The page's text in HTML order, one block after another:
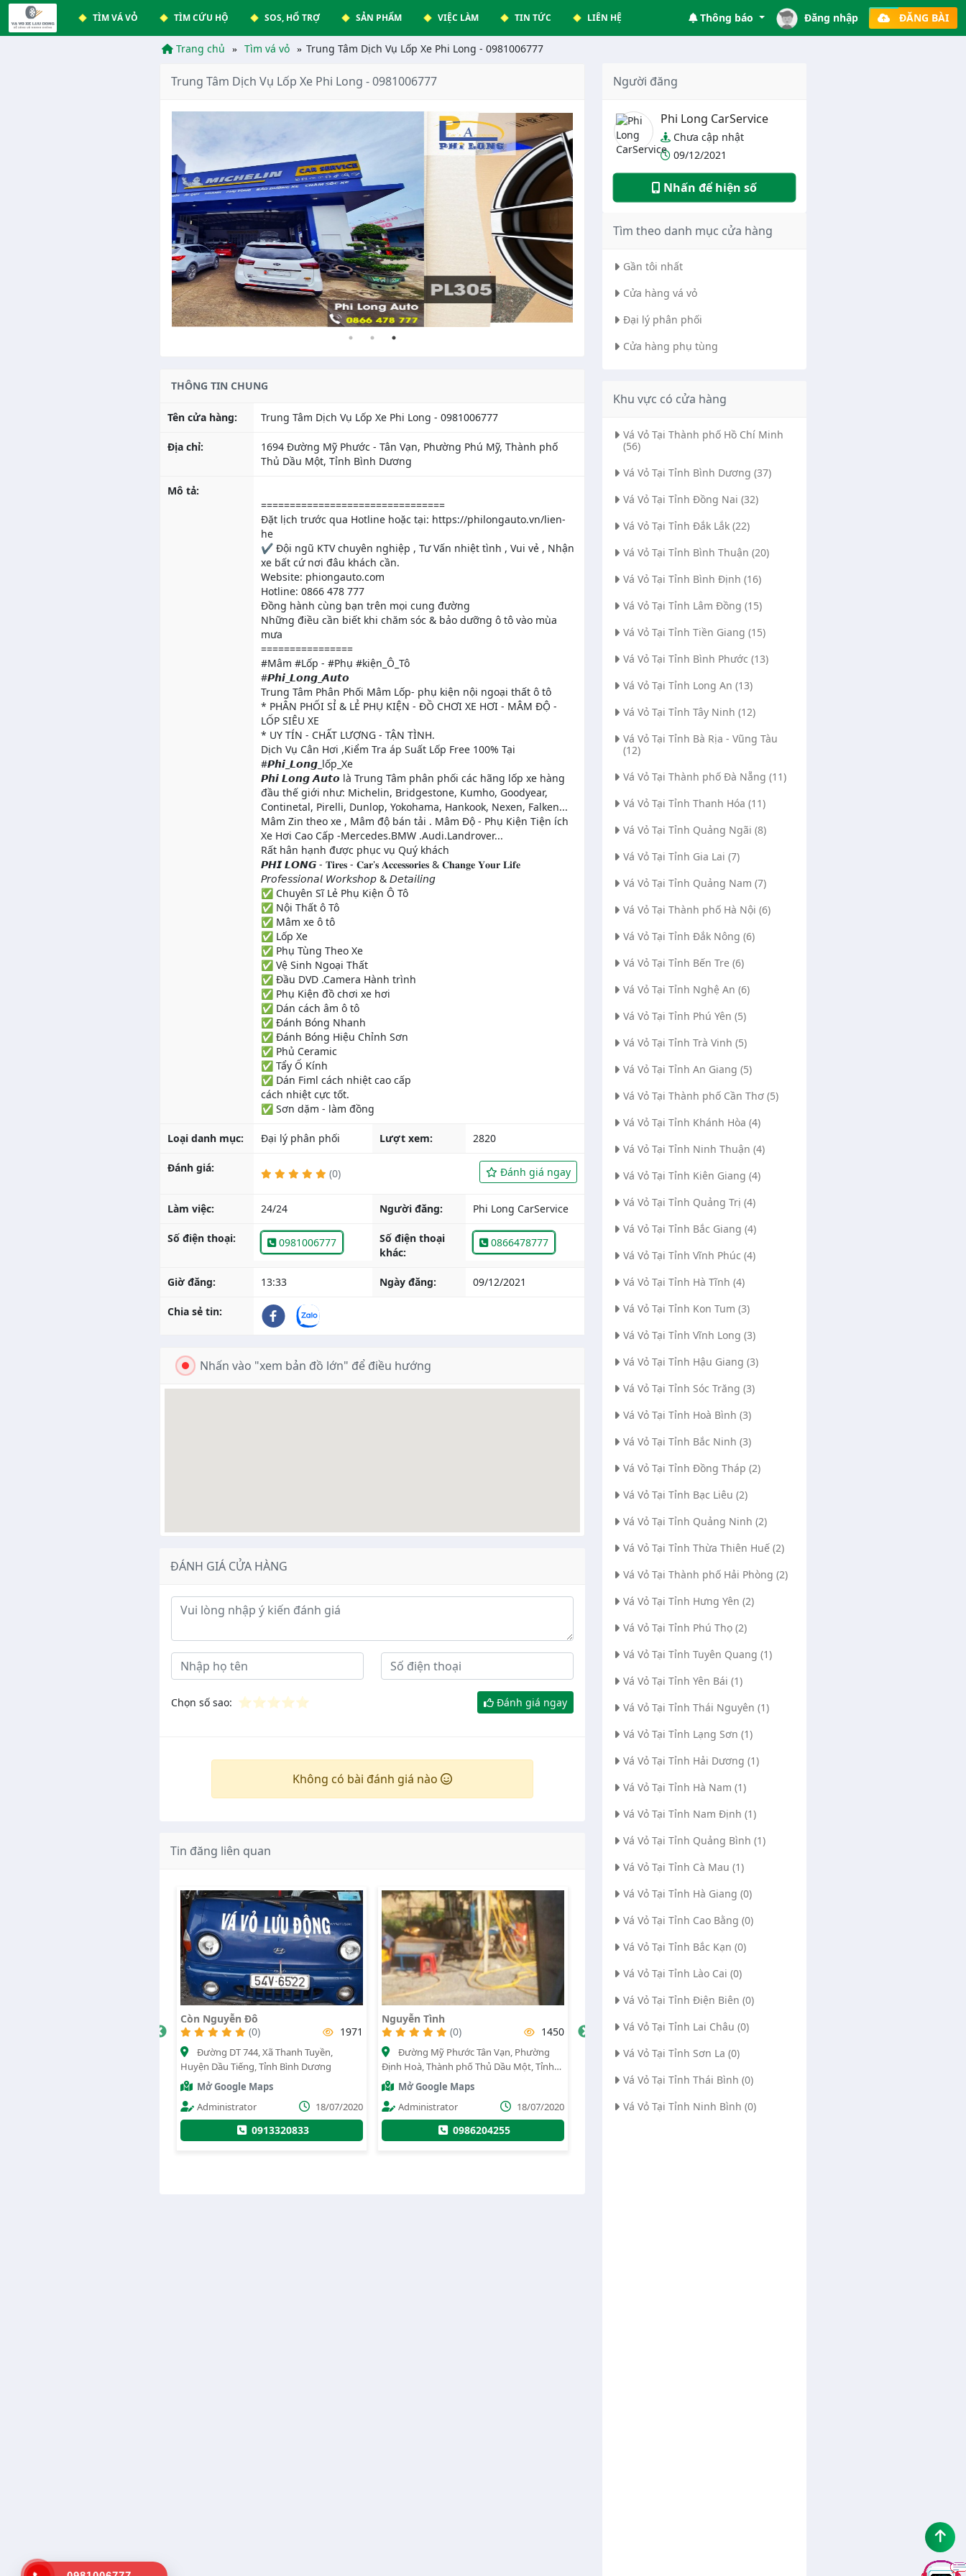
TÌM VÁ VỎ TÌM CỨU HỘ SOS, HỔ TRỢ SẢN PHẨM VIỆC LÀM TIN TỨC LIÊN HỆ Thông báo Đăng nhập ĐĂNG BÀI
Trang chủ Tìm vá vỏ Trung Tâm Dịch Vụ Lốp Xe Phi Long - 0981006777
Trung Tâm Dịch Vụ Lốp Xe Phi Long - 0981006777
THÔNG TIN CHUNG
Tên cửa hàng: Trung Tâm Dịch Vụ Lốp Xe Phi Long - 0981006777
Địa chỉ:
1694 Đường Mỹ Phước - Tân Vạn, Phường Phú Mỹ, Thành phố
Thủ Dầu Một, Tỉnh Bình Dương
Mô tả:
================================
Đặt lịch trước qua Hotline hoặc tại: https://philongauto.vn/lien-
he
✔️ Đội ngũ KTV chuyên nghiệp , Tư Vấn nhiệt tình , Vui vẻ , Nhận
xe bất cứ nơi đâu khách cần.
Website: phiongauto.com
Hotline: 0866 478 777
Đồng hành cùng bạn trên mọi cung đường
Những điều cần biết khi chăm sóc & bảo dưỡng ô tô vào mùa
mưa
================
#Mâm #Lốp - #Phụ #kiện_Ô_Tô
#𝙋𝙝𝙞_𝙇𝙤𝙣𝙜_𝘼𝙪𝙩𝙤
Trung Tâm Phân Phối Mâm Lốp- phụ kiện nội ngoại thất ô tô
* PHÂN PHỐI SỈ & LẺ PHỤ KIỆN - ĐỒ CHƠI XE HƠI - MÂM ĐỘ -
LỐP SIÊU XE
* UY TÍN - CHẤT LƯỢNG - TẬN TÌNH.
Dịch Vụ Cân Hơi ,Kiểm Tra áp Suất Lốp Free 100% Tại
#𝙋𝙝𝙞_𝙇𝙤𝙣𝙜_lốp_Xe
𝙋𝙝𝙞 𝙇𝙤𝙣𝙜 𝘼𝙪𝙩𝙤 là Trung Tâm phân phối các hãng lốp xe hàng
đầu thế giới như: Michelin, Bridgestone, Kumho, Goodyear,
Continetal, Pirelli, Dunlop, Yokohama, Hankook, Nexen, Falken...
Mâm Zin theo xe , Mâm độ bán tải . Mâm Độ - Phụ Kiện Tiện ích
Xe Hơi Cao Cấp -Mercedes.BMW .Audi.Landrover...
Rất hân hạnh được phục vụ Quý khách
𝙋𝙃𝙄 𝙇𝙊𝙉𝙂 - 𝐓𝐢𝐫𝐞𝐬 - 𝐂𝐚𝐫'𝐬 𝐀𝐜𝐜𝐞𝐬𝐬𝐨𝐫𝐢𝐞𝐬 & 𝐂𝐡𝐚𝐧𝐠𝐞 𝐘𝐨𝐮𝐫 𝐋𝐢𝐟𝐞
𝘗𝘳𝘰𝘧𝘦𝘴𝘴𝘪𝘰𝘯𝘢𝘭 𝘞𝘰𝘳𝘬𝘴𝘩𝘰𝘱 & 𝘋𝘦𝘵𝘢𝘪𝘭𝘪𝘯𝘨
✅ Chuyên Sĩ Lẻ Phụ Kiện Ô Tô
✅ Nội Thất ô Tô
✅ Mâm xe ô tô
✅ Lốp Xe
✅ Phụ Tùng Theo Xe
✅ Vệ Sinh Ngoại Thất
✅ Đầu DVD .Camera Hành trình
✅ Phụ Kiện đồ chơi xe hơi
✅ Dán cách âm ô tô
✅ Đánh Bóng Nhanh
✅ Đánh Bóng Hiệu Chỉnh Sơn
✅ Phủ Ceramic
✅ Tẩy Ố Kính
✅ Dán Fiml cách nhiệt cao cấp
cách nhiệt cực tốt.
Loại danh mục: Đại lý phân phối Lượt xem: 2820
Đánh giá: (0) Đánh giá ngay
Làm việc: 24/24 Người đăng: Phi Long CarService
Số điện thoại: 0981006777
Số điện thoại
khác:
0866478777
Giờ đăng: 13:33 Ngày đăng: 09/12/2021
Chia sẻ tin:
Nhấn vào "xem bản đồ lớn" để điều hướng
ĐÁNH GIÁ CỬA HÀNG
Ý kiến đánh giá
Chọn số sao: ⭐⭐⭐⭐⭐ Đánh giá ngay
Không có bài đánh giá nào
Tin đăng liên quan
1971
Nguyễn Tình
(0)
1450
Đường Mỹ Phước Tân Vạn, Phường
Định Hoà, Thành phố Thủ Dầu Một, Tỉnh
Bình Dương
Mở Google Maps
Administrator
18/07/2020
0986204255
Vá Vỏ Lưu Động Hội Nghĩa - Bắc Tân
Uyên - 24/24
VSIP3, Phường Hội Nghĩa, Thị xã Tân
Uyên, Tỉnh Bình Dương
Administrator
15/07/2024
0972332803 0972332803
Vá Vỏ Lưu Động Khắc Nhật
(0)
1737
Điện Biên Phủ , Phường Phú Tân,
Mở Google Maps
Lê khắc nhật
23/07/2020
Người đăng
Phi Long CarService
Chưa cập nhật
09/12/2021
Nhấn để hiện số
Tìm theo danh mục cửa hàng
Gần tôi nhất
Cửa hàng vá vỏ
Đại lý phân phối
Cửa hàng phụ tùng
Khu vực có cửa hàng
Vá Vỏ Tại Thành phố Hồ Chí Minh
(56)
Vá Vỏ Tại Tỉnh Bình Dương (37)
Vá Vỏ Tại Tỉnh Đồng Nai (32)
Vá Vỏ Tại Tỉnh Đắk Lắk (22)
Vá Vỏ Tại Tỉnh Bình Thuận (20)
Vá Vỏ Tại Tỉnh Bình Định (16)
Vá Vỏ Tại Tỉnh Lâm Đồng (15)
Vá Vỏ Tại Tỉnh Tiền Giang (15)
Vá Vỏ Tại Tỉnh Bình Phước (13)
Vá Vỏ Tại Tỉnh Long An (13)
Vá Vỏ Tại Tỉnh Tây Ninh (12)
Vá Vỏ Tại Tỉnh Bà Rịa - Vũng Tàu
(12)
Vá Vỏ Tại Thành phố Đà Nẵng (11)
Vá Vỏ Tại Tỉnh Thanh Hóa (11)
Vá Vỏ Tại Tỉnh Quảng Ngãi (8)
Vá Vỏ Tại Tỉnh Gia Lai (7)
Vá Vỏ Tại Tỉnh Quảng Nam (7)
Vá Vỏ Tại Thành phố Hà Nội (6)
Vá Vỏ Tại Tỉnh Đắk Nông (6)
Vá Vỏ Tại Tỉnh Bến Tre (6)
Vá Vỏ Tại Tỉnh Nghệ An (6)
Vá Vỏ Tại Tỉnh Phú Yên (5)
Vá Vỏ Tại Tỉnh Trà Vinh (5)
Vá Vỏ Tại Tỉnh An Giang (5)
Vá Vỏ Tại Thành phố Cần Thơ (5)
Vá Vỏ Tại Tỉnh Khánh Hòa (4)
Vá Vỏ Tại Tỉnh Ninh Thuận (4)
Vá Vỏ Tại Tỉnh Kiên Giang (4)
Vá Vỏ Tại Tỉnh Quảng Trị (4)
Vá Vỏ Tại Tỉnh Bắc Giang (4)
Vá Vỏ Tại Tỉnh Vĩnh Phúc (4)
Vá Vỏ Tại Tỉnh Hà Tĩnh (4)
Vá Vỏ Tại Tỉnh Kon Tum (3)
Vá Vỏ Tại Tỉnh Vĩnh Long (3)
Vá Vỏ Tại Tỉnh Hậu Giang (3)
Vá Vỏ Tại Tỉnh Sóc Trăng (3)
Vá Vỏ Tại Tỉnh Hoà Bình (3)
Vá Vỏ Tại Tỉnh Bắc Ninh (3)
Vá Vỏ Tại Tỉnh Đồng Tháp (2)
Vá Vỏ Tại Tỉnh Bạc Liêu (2)
Vá Vỏ Tại Tỉnh Quảng Ninh (2)
Vá Vỏ Tại Tỉnh Thừa Thiên Huế (2)
Vá Vỏ Tại Thành phố Hải Phòng (2)
Vá Vỏ Tại Tỉnh Hưng Yên (2)
Vá Vỏ Tại Tỉnh Phú Thọ (2)
Vá Vỏ Tại Tỉnh Tuyên Quang (1)
Vá Vỏ Tại Tỉnh Yên Bái (1)
Vá Vỏ Tại Tỉnh Thái Nguyên (1)
Vá Vỏ Tại Tỉnh Lạng Sơn (1)
Vá Vỏ Tại Tỉnh Hải Dương (1)
Vá Vỏ Tại Tỉnh Hà Nam (1)
Vá Vỏ Tại Tỉnh Nam Định (1)
Vá Vỏ Tại Tỉnh Quảng Bình (1)
Vá Vỏ Tại Tỉnh Cà Mau (1)
Vá Vỏ Tại Tỉnh Hà Giang (0)
Vá Vỏ Tại Tỉnh Cao Bằng (0)
Vá Vỏ Tại Tỉnh Bắc Kạn (0)
Vá Vỏ Tại Tỉnh Lào Cai (0)
Vá Vỏ Tại Tỉnh Điện Biên (0)
Vá Vỏ Tại Tỉnh Lai Châu (0)
Vá Vỏ Tại Tỉnh Sơn La (0)
Vá Vỏ Tại Tỉnh Thái Bình (0)
Vá Vỏ Tại Tỉnh Ninh Bình (0)